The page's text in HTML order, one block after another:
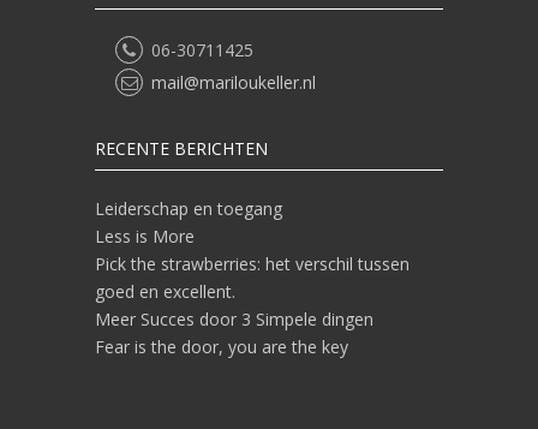
06-30711425
mail@mariloukeller.nl
RECENTE BERICHTEN
Leiderschap en toegang
Less is More
Pick the strawberries: het verschil tussen
goed en excellent.
Meer Succes door 3 Simpele dingen
Fear is the door, you are the key